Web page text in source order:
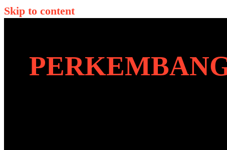
Skip to content